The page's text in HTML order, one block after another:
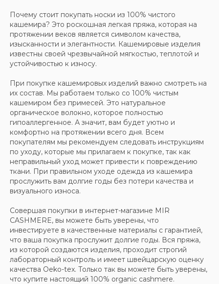
Почему стоит покупать носки из 100% чистого
кашемира? Это роскошная легкая пряжа, которая на
протяжении веков является символом качества,
изысканности и элегантности. Кашемировые изделия
известны своей чрезвычайной мягкостью, теплотой и
устойчивостью к износу.
При покупке кашемировых изделий важно смотреть на
их состав. Мы работаем только со 100% чистым
кашемиром без примесей. Это натуральное
органическое волокно, которое полностью
гипоаллергенное. А значит, вам будет уютно и
комфортно на протяжении всего дня. Всем
покупателям мы рекомендуем следовать инструкциям
по уходу, которые мы прилагаем к покупке, так как
неправильный уход может привести к повреждению
ткани. При правильном уходе одежда из кашемира
прослужить вам долгие годы без потери качества и
визуального износа.
Совершая покупки в интернет-магазине MIR
CASHMERE, вы можете быть уверены, что
инвестируете в качественные материалы с гарантией,
что ваша покупка прослужит долгие годы. Вся пряжа,
из которой создаются изделия, проходит строгий
лабораторный контроль и имеет швейцарскую оценку
качества Oeko-tex. Только так вы можете быть уверены,
что купите настоящий 100% organic cashmere.
Подписаться
ООО «МИР КАШЕМИРА» © 2023
Все права защищены.
Политика